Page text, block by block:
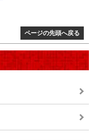
ページの先頭へ戻る